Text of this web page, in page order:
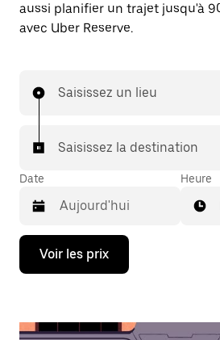
aussi planifier un trajet jusqu'à
avec Uber Reserve.
Saisissez un lieu
Saisissez la destination
Date
Appuyez
la
bas
Heure
Voir les prix